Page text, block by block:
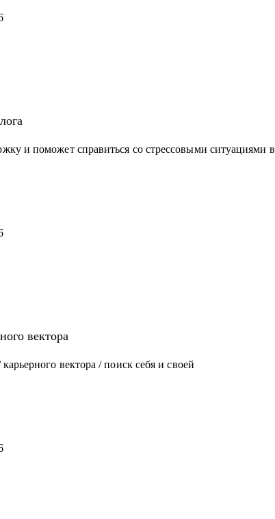
и поможет справиться со стрессовыми ситуациями в
вектора
вектора / поиск себя и своей